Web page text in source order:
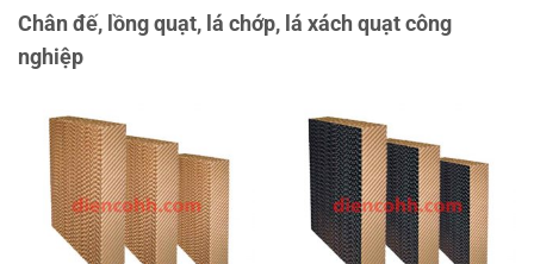
Chân đế, lồng quạt, lá chớp, lá xách quạt công
nghiệp